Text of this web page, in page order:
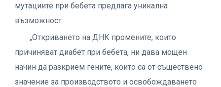
мутациите при бебета предлага уникална
възможност.
„Откриването на ДНК промените, които
причиняват диабет при бебета, ни дава мощен
начин да разкрием гените, които са от съществено
значение за производството и освобождаването